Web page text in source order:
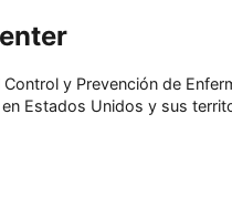
y Prevención de
Estados Unidos y sus